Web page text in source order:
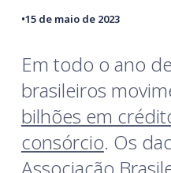
•15 de maio de 2023
Em todo o ano
brasileiros
bilhões em
consórcio